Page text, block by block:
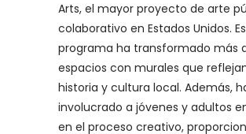
Arts, el mayor proyecto de arte
colaborativo en Estados Unidos.
programa ha transformado más
espacios con murales que
historia y cultura local. Además,
involucrado a jóvenes y adultos
en el proceso creativo,